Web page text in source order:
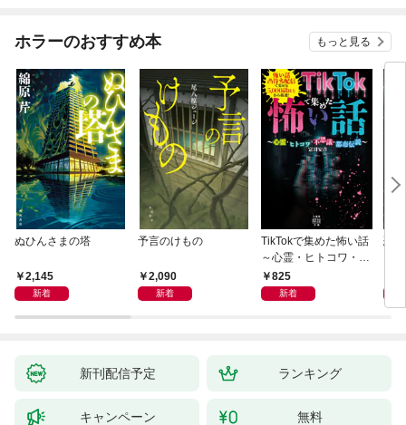
ホラーのおすすめ本 もっと見る
ぬひんさまの塔
2,145
新着
予言のけもの
2,090
新着
TikTokで集めた怖い話
～心霊・ヒトコワ・不
思議・都市伝説～
825
新着
恐
新刊配信予定 ランキング
キャンペーン 無料